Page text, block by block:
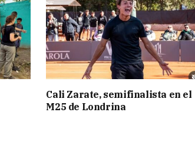
Cali Zarate, semifinalista en el
M25 de Londrina